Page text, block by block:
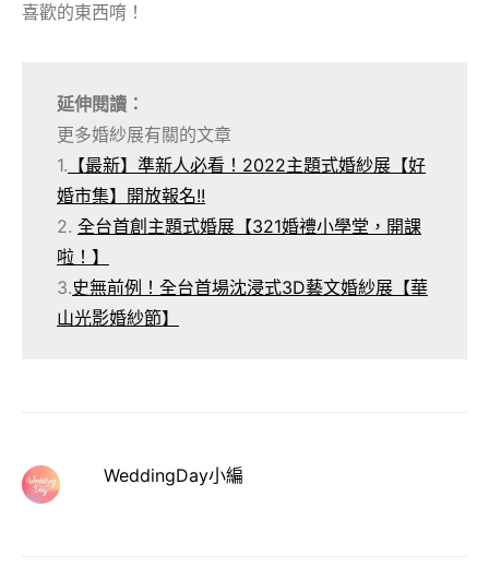
喜歡的東西唷！
延伸閱讀：
更多婚紗展有關的文章
1. 【最新】準新人必看！2022主題式婚紗展【好
婚市集】開放報名!!
2. 全台首創主題式婚展【321婚禮小學堂，開課
啦！】
3.史無前例！全台首場沈浸式3D藝文婚紗展【華
山光影婚紗節】
WeddingDay小編